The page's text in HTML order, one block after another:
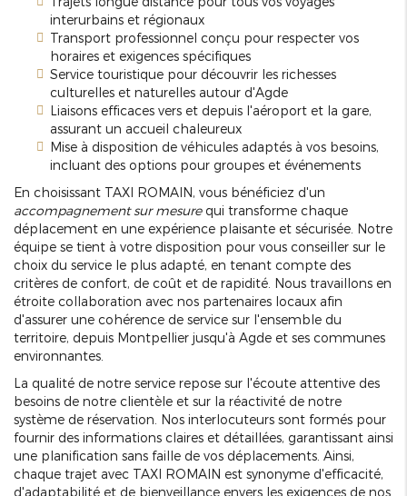
interurbains et régionaux
Transport professionnel conçu pour respecter vos
horaires et exigences spécifiques
Service touristique pour découvrir les richesses
culturelles et naturelles autour d'Agde
Liaisons efficaces vers et depuis l'aéroport et la gare,
assurant un accueil chaleureux
Mise à disposition de véhicules adaptés à vos besoins,
incluant des options pour groupes et événements
En choisissant TAXI ROMAIN, vous bénéficiez d'un
accompagnement sur mesurequi transforme chaque
déplacement en une expérience plaisante et sécurisée. Notre
équipe se tient à votre disposition pour vous conseiller sur le
choix du service le plus adapté, en tenant compte des
critères de confort, de coût et de rapidité. Nous travaillons en
étroite collaboration avec nos partenaires locaux afin
d'assurer une cohérence de service sur l'ensemble du
territoire, depuis Montpellier jusqu'à Agde et ses communes
environnantes.
La qualité de notre service repose sur l'écoute attentive des
besoins de notre clientèle et sur la réactivité de notre
système de réservation. Nos interlocuteurs sont formés pour
fournir des informations claires et détaillées, garantissant ainsi
une planification sans faille de vos déplacements. Ainsi,
chaque trajet avec TAXI ROMAIN est synonyme d'efficacité,
d'adaptabilité et de bienveillance envers les exigences de nos